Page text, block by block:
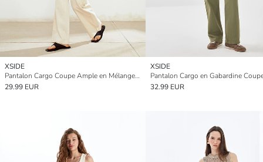
XSIDE
Pantalon Cargo Coupe Ample en Mélange de Lin pour Femmes
29.99 EUR
XSIDE
32.99 EUR